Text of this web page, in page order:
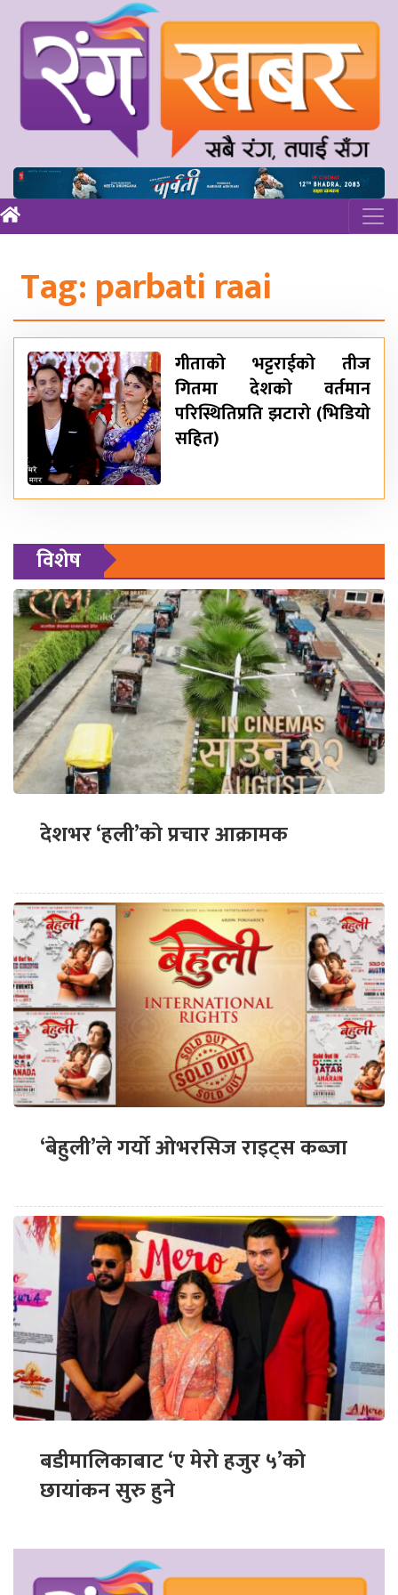
Tag:parbati raai
गीताको भट्टराईको तीज
गितमा देशको वर्तमान
परिस्थितिप्रति झटारो (भिडियो
सहित)
विशेष
देशभर ‘हली’को प्रचार आक्रामक
‘बेहुली’ले गर्यो ओभरसिज राइट्स कब्जा
बडीमालिकाबाट ‘ए मेरो हजुर ५’को
छायांकन सुरु हुने